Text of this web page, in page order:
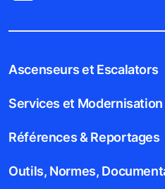
Ascenseurs et Escalators
Services et Modernisation
Références & Reportages
Outils, Normes,